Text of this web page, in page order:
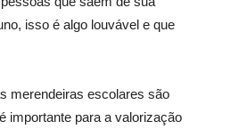
isso é algo louvável e que
merendeiras escolares são
importante para a valorização